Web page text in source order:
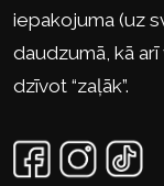
iepakojuma (uz
daudzumā, kā
dzīvot “zaļāk”.